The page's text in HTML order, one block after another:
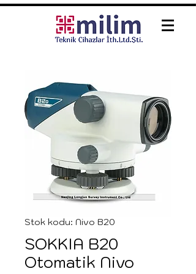
Stok kodu: Nivo B20
SOKKIA B20
Otomatik Nivo